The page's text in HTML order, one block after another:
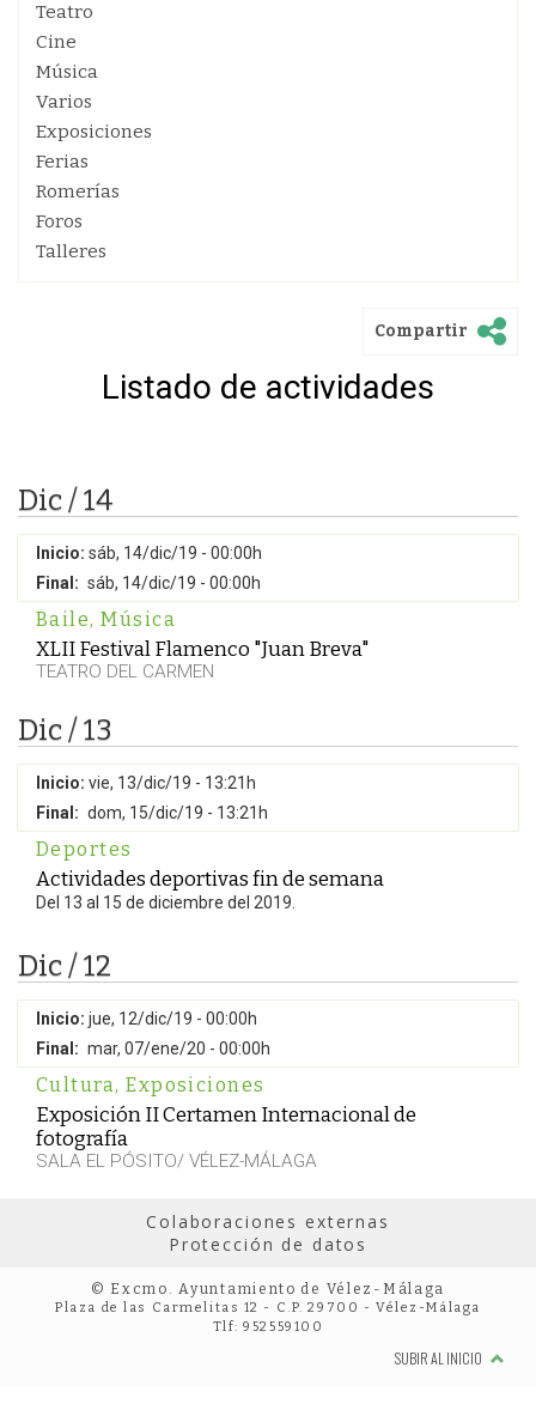
Teatro
Cine
Música
Varios
Exposiciones
Ferias
Romerías
Foros
Talleres
Compartir
Listado de actividades
Dic / 14
Inicio: sáb, 14/dic/19 - 00:00h
Final: sáb, 14/dic/19 - 00:00h
Baile, Música
XLII Festival Flamenco "Juan Breva"
TEATRO DEL CARMEN
Dic / 13
Inicio: vie, 13/dic/19 - 13:21h
Final: dom, 15/dic/19 - 13:21h
Deportes
Actividades deportivas fin de semana
Del 13 al 15 de diciembre del 2019.
Dic / 12
Inicio: jue, 12/dic/19 - 00:00h
Final: mar, 07/ene/20 - 00:00h
Cultura, Exposiciones
Exposición II Certamen Internacional de
fotografía
SALA EL PÓSITO/ VÉLEZ-MÁLAGA
Colaboraciones externas
Protección de datos
© Excmo. Ayuntamiento de Vélez-Málaga
Plaza de las Carmelitas 12 - C.P. 29700 - Vélez-Málaga
Tlf: 952559100
SUBIR AL INICIO